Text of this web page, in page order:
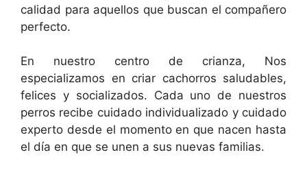
calidad para aquellos que buscan el compañero
perfecto.
En nuestro centro de crianza, Nos
especializamos en criar cachorros saludables,
felices y socializados. Cada uno de nuestros
perros recibe cuidado individualizado y cuidado
experto desde el momento en que nacen hasta
el día en que se unen a sus nuevas familias.